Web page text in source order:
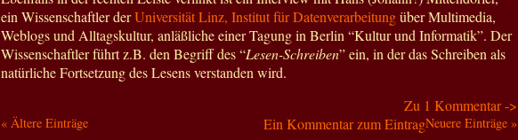
ein Wissenschaftler derUniversität Linz, Institut für Datenverarbeitungüber Multimedia,
Weblogs und Alltagskultur, anläßliche einer Tagung in Berlin “Kultur und Informatik”. Der
Wissenschaftler führt z.B. den Begriff des “Lesen-Schreiben” ein, in der das Schreiben als
natürliche Fortsetzung des Lesens verstanden wird.
Zu 1 Kommentar ->
« Ältere Einträge Neuere Einträge »
Ein Kommentar zum Eintrag